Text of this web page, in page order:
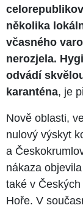
několika
včasného
nerozjela.
odvádí
karanténa, je
Nově oblasti,
nulový výskyt
a
nákaza
také v
Hoře. V